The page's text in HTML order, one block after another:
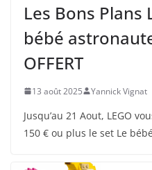
Les Bons Plans
bébé
OFFERT
13 août 2025 Yannick Vignat
Jusqu’au 21 Aout, LEGO
150 € ou plus le set Le